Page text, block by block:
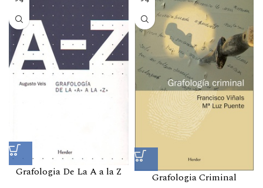
Grafologia De La A a la Z Grafologia Criminal